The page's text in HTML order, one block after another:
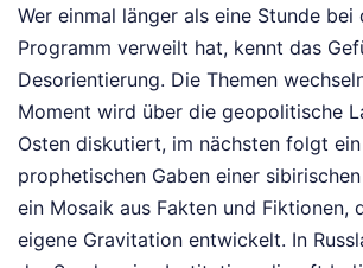
Wer einmal länger als eine Stunde bei
Programm verweilt hat, kennt das
Desorientierung. Die Themen
Moment wird über die geopolitische
Osten diskutiert, im nächsten folgt
prophetischen Gaben einer
ein Mosaik aus Fakten und Fiktionen,
eigene Gravitation entwickelt. In